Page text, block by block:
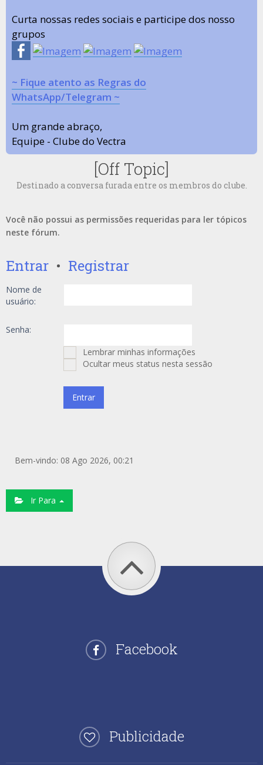
Curta nossas redes sociais e participe dos nosso
grupos
~ Fique atento as Regras do
WhatsApp/Telegram ~
Um grande abraço,
Equipe - Clube do Vectra
[Off Topic]
Destinado a conversa furada entre os membros do clube.
Você não possui as permissões requeridas para ler tópicos
neste fórum.
Entrar • Registrar
Nome de
usuário:
Senha:
Lembrar minhas informações
Ocultar meus status nesta sessão
Bem-vindo: 08 Ago 2026, 00:21
Ir Para
Facebook
Publicidade